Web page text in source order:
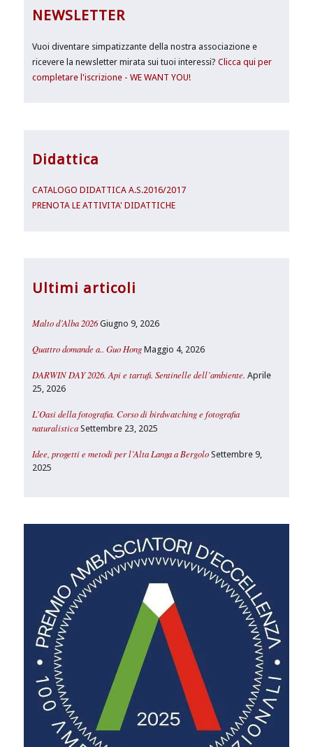
NEWSLETTER
Vuoi diventare simpatizzante della nostra associazione e
ricevere la newsletter mirata sui tuoi interessi?Clicca qui per
completare l'iscrizione - WE WANT YOU!
Didattica
CATALOGO DIDATTICA A.S.2016/2017
PRENOTA LE ATTIVITA' DIDATTICHE
Ultimi articoli
Malto d’Alba 2026 Giugno 9, 2026
Quattro domande a.. Guo Hong Maggio 4, 2026
DARWIN DAY 2026. Api e tartufi. Sentinelle dell’ambiente. Aprile
25, 2026
L’Oasi della fotografia. Corso di birdwatching e fotografia
naturalistica Settembre 23, 2025
Idee, progetti e metodi per l’Alta Langa a Bergolo Settembre 9,
2025